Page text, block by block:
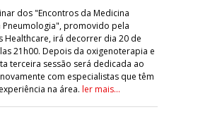
dos "Encontros da Medicina
Pneumologia", promovido pela
Healthcare, irá decorrer dia 20 de
21h00. Depois da oxigenoterapia e
terceira sessão será dedicada ao
com especialistas que têm
na área. ler mais...